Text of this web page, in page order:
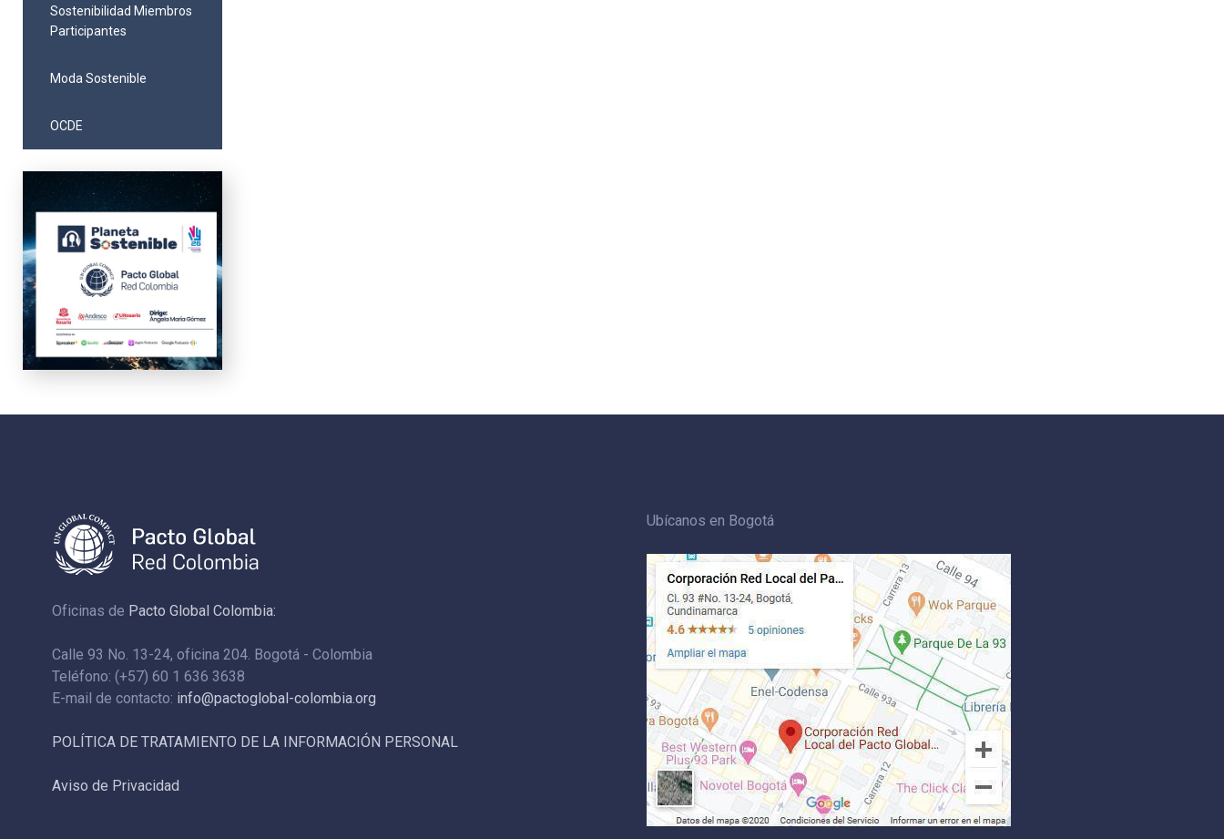
Sostenibilidad Miembros
Participantes
Moda Sostenible
OCDE
Oficinas de Pacto Global Colombia:
Calle 93 No. 13-24, oficina 204. Bogotá - Colombia
Teléfono: (+57) 60 1 636 3638
E-mail de contacto: info@pactoglobal-colombia.org
POLÍTICA DE TRATAMIENTO DE LA INFORMACIÓN PERSONAL
Aviso de Privacidad
Ubícanos en Bogotá